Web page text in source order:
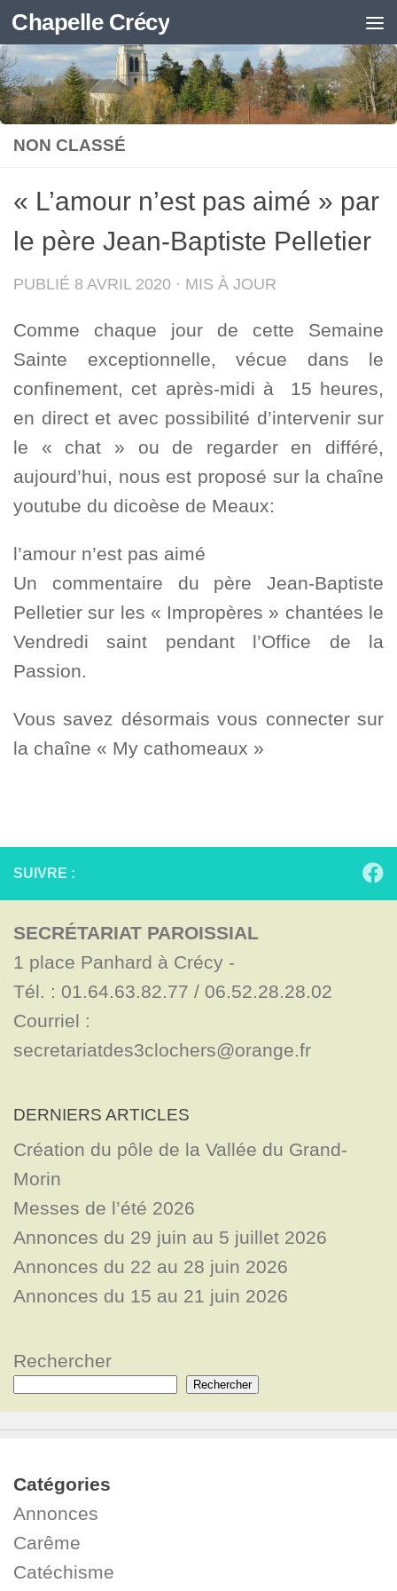
Skip to content
Chapelle Crécy
NON CLASSÉ
« L’amour n’est pas aimé » par
le père Jean-Baptiste Pelletier
PUBLIÉ 8 AVRIL 2020 · MIS À JOUR
Comme chaque jour de cette Semaine
Sainte exceptionnelle, vécue dans le
confinement, cet après-midi à 15 heures,
en direct et avec possibilité d’intervenir sur
le « chat » ou de regarder en différé,
aujourd’hui, nous est proposé sur la chaîne
youtube du dicoèse de Meaux:
l’amour n’est pas aimé
Un commentaire du père Jean-Baptiste
Pelletier sur les « Impropères » chantées le
Vendredi saint pendant l’Office de la
Passion.
Vous savez désormais vous connecter sur
la chaîne « My cathomeaux »
SUIVRE :
SECRÉTARIAT PAROISSIAL
1 place Panhard à Crécy -
Tél. : 01.64.63.82.77 / 06.52.28.28.02
Courriel :
secretariatdes3clochers@orange.fr
DERNIERS ARTICLES
Création du pôle de la Vallée du Grand-
Morin
Messes de l’été 2026
Annonces du 29 juin au 5 juillet 2026
Annonces du 22 au 28 juin 2026
Annonces du 15 au 21 juin 2026
Rechercher
Rechercher
Catégories
Annonces
Carême
Catéchisme